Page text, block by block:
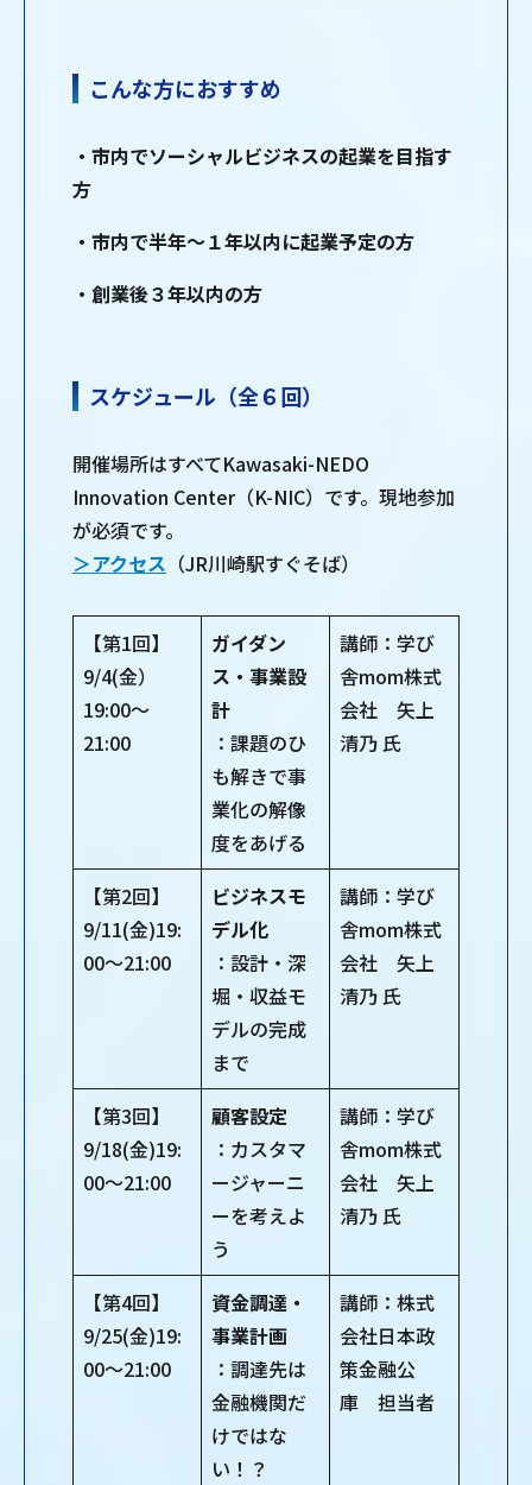
こんな方におすすめ
・市内でソーシャルビジネスの起業を目指す
方
・市内で半年～１年以内に起業予定の方
・創業後３年以内の方
スケジュール（全６回）
開催場所はすべてKawasaki-NEDO
Innovation Center（K-NIC）です。現地参加
が必須です。
＞アクセス （JR川崎駅すぐそば）
【第1回】
9/4(金）
19:00～
21:00
ガイダン
ス・事業設
計
：課題のひ
も解きで事
業化の解像
度をあげる
講師：学び
舎mom株式
会社 矢上
清乃 氏
【第2回】
9/11(金)19:
00～21:00
ビジネスモ
デル化
：設計・深
堀・収益モ
デルの完成
まで
講師：学び
舎mom株式
会社 矢上
清乃 氏
【第3回】
9/18(金)19:
00～21:00
顧客設定
：カスタマ
ージャーニ
ーを考えよ
う
講師：学び
舎mom株式
会社 矢上
清乃 氏
【第4回】
9/25(金)19:
00～21:00
資金調達・
事業計画
：調達先は
金融機関だ
けではな
い！？
講師：株式
会社日本政
策金融公
庫 担当者